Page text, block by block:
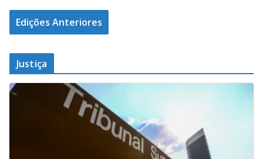
Edições Anteriores
Justiça